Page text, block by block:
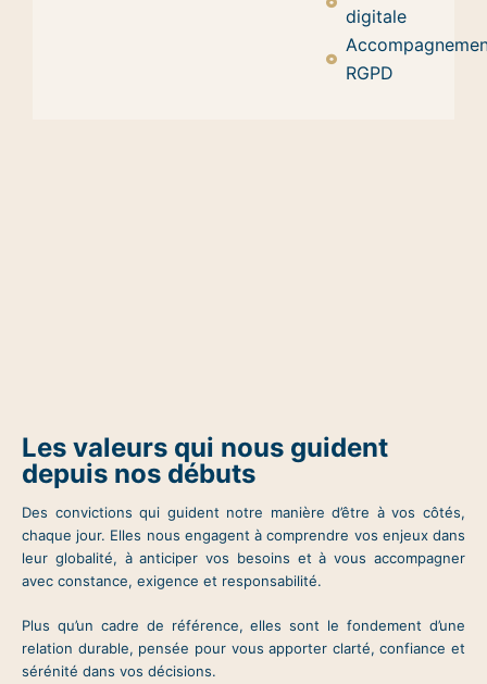
digitale
RGPD
Les valeurs qui nous guident
depuis nos débuts
Des convictions qui guident notre manière d’être à vos côtés,
chaque jour. Elles nous engagent à comprendre vos enjeux dans
leur globalité, à anticiper vos besoins et à vous accompagner
avec constance, exigence et responsabilité.
Plus qu’un cadre de référence, elles sont le fondement d’une
relation durable, pensée pour vous apporter clarté, confiance et
sérénité dans vos décisions.